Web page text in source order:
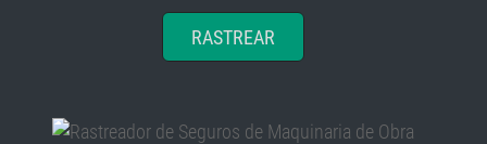
RASTREAR